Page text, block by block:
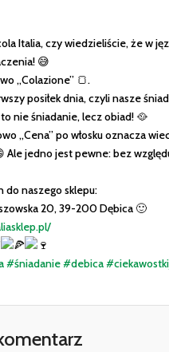
Italia, czy wiedzieliście, że w
😅
„Colazione” 🍞.
posiłek dnia, czyli nasze
nie śniadanie, lecz obiad! 🥘
„Cena” po włosku oznacza
jedno jest pewne: bez
do naszego sklepu:
20, 39-200 Dębica 🙂
#śniadanie#debica